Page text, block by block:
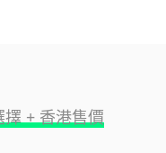
+ 香港售價